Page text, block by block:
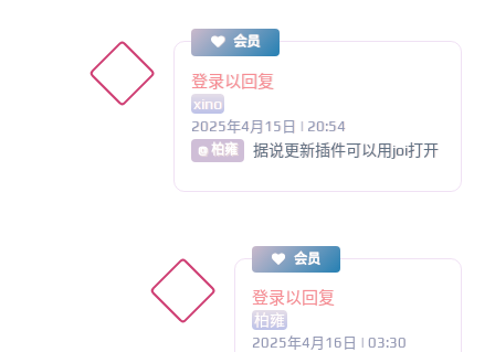
会员
登录以回复
xino
2025年4月15日 | 20:54
@ 柏雍 据说更新插件可以用joi打开
会员
登录以回复
柏雍
2025年4月16日 | 03:30